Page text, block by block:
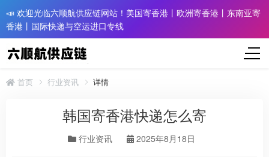
📣 欢迎光临六顺航供应链网站！美国寄香港丨欧洲寄香港丨东南亚寄
香港丨国际快递与空运进口专线
首页 行业资讯 详情
韩国寄香港快递怎么寄
行业资讯 2025年8月18日